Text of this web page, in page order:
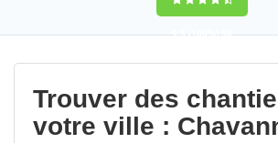
9,5(100%)56
votes
Trouver des
votre ville :